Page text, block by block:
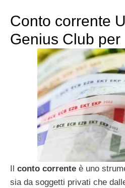
Conto corrente
Genius Club
Il conto corrente è uno
sia da soggetti privati che